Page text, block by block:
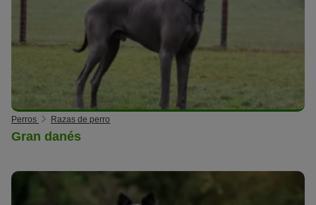
Perros Razas de perro
Gran danés